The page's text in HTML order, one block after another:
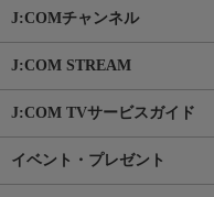
J:COMチャンネル
J:COM STREAM
J:COM TVサービスガイド
イベント・プレゼント